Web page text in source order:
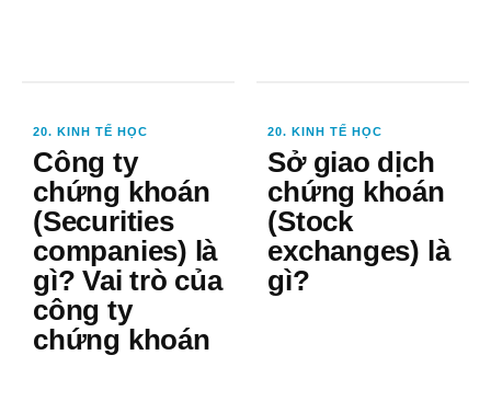
20. KINH TẾ HỌC
Công ty
chứng khoán
(Securities
companies) là
gì? Vai trò của
công ty
chứng khoán
20. KINH TẾ HỌC
Sở giao dịch
chứng khoán
(Stock
exchanges) là
gì?